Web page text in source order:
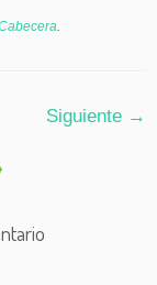
.
Siguiente →